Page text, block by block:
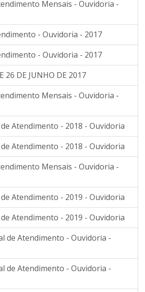
Mensais - Ouvidoria -
- Ouvidoria - 2017
- Ouvidoria - 2017
26 DE JUNHO DE 2017
Mensais - Ouvidoria -
Atendimento - 2018 - Ouvidoria
Atendimento - 2018 - Ouvidoria
Mensais - Ouvidoria -
Atendimento - 2019 - Ouvidoria
Atendimento - 2019 - Ouvidoria
de Atendimento - Ouvidoria -
de Atendimento - Ouvidoria -